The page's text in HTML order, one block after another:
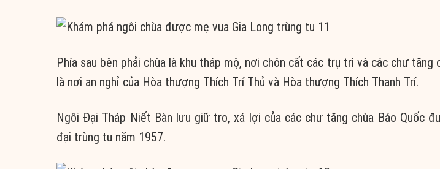
Phía sau bên phải chùa là khu tháp mộ, nơi chôn cất các trụ trì và các chư tăng
là nơi an nghỉ của Hòa thượng Thích Trí Thủ và Hòa thượng Thích Thanh Trí.
Ngôi Đại Tháp Niết Bàn lưu giữ tro, xá lợi của các chư tăng chùa Báo Quốc
đại trùng tu năm 1957.